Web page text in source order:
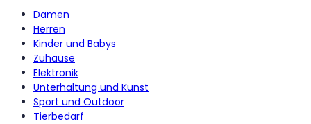
Damen
Herren
Kinder und Babys
Zuhause
Elektronik
Unterhaltung und Kunst
Sport und Outdoor
Tierbedarf